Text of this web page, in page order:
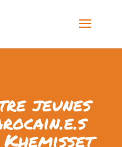
jeunes